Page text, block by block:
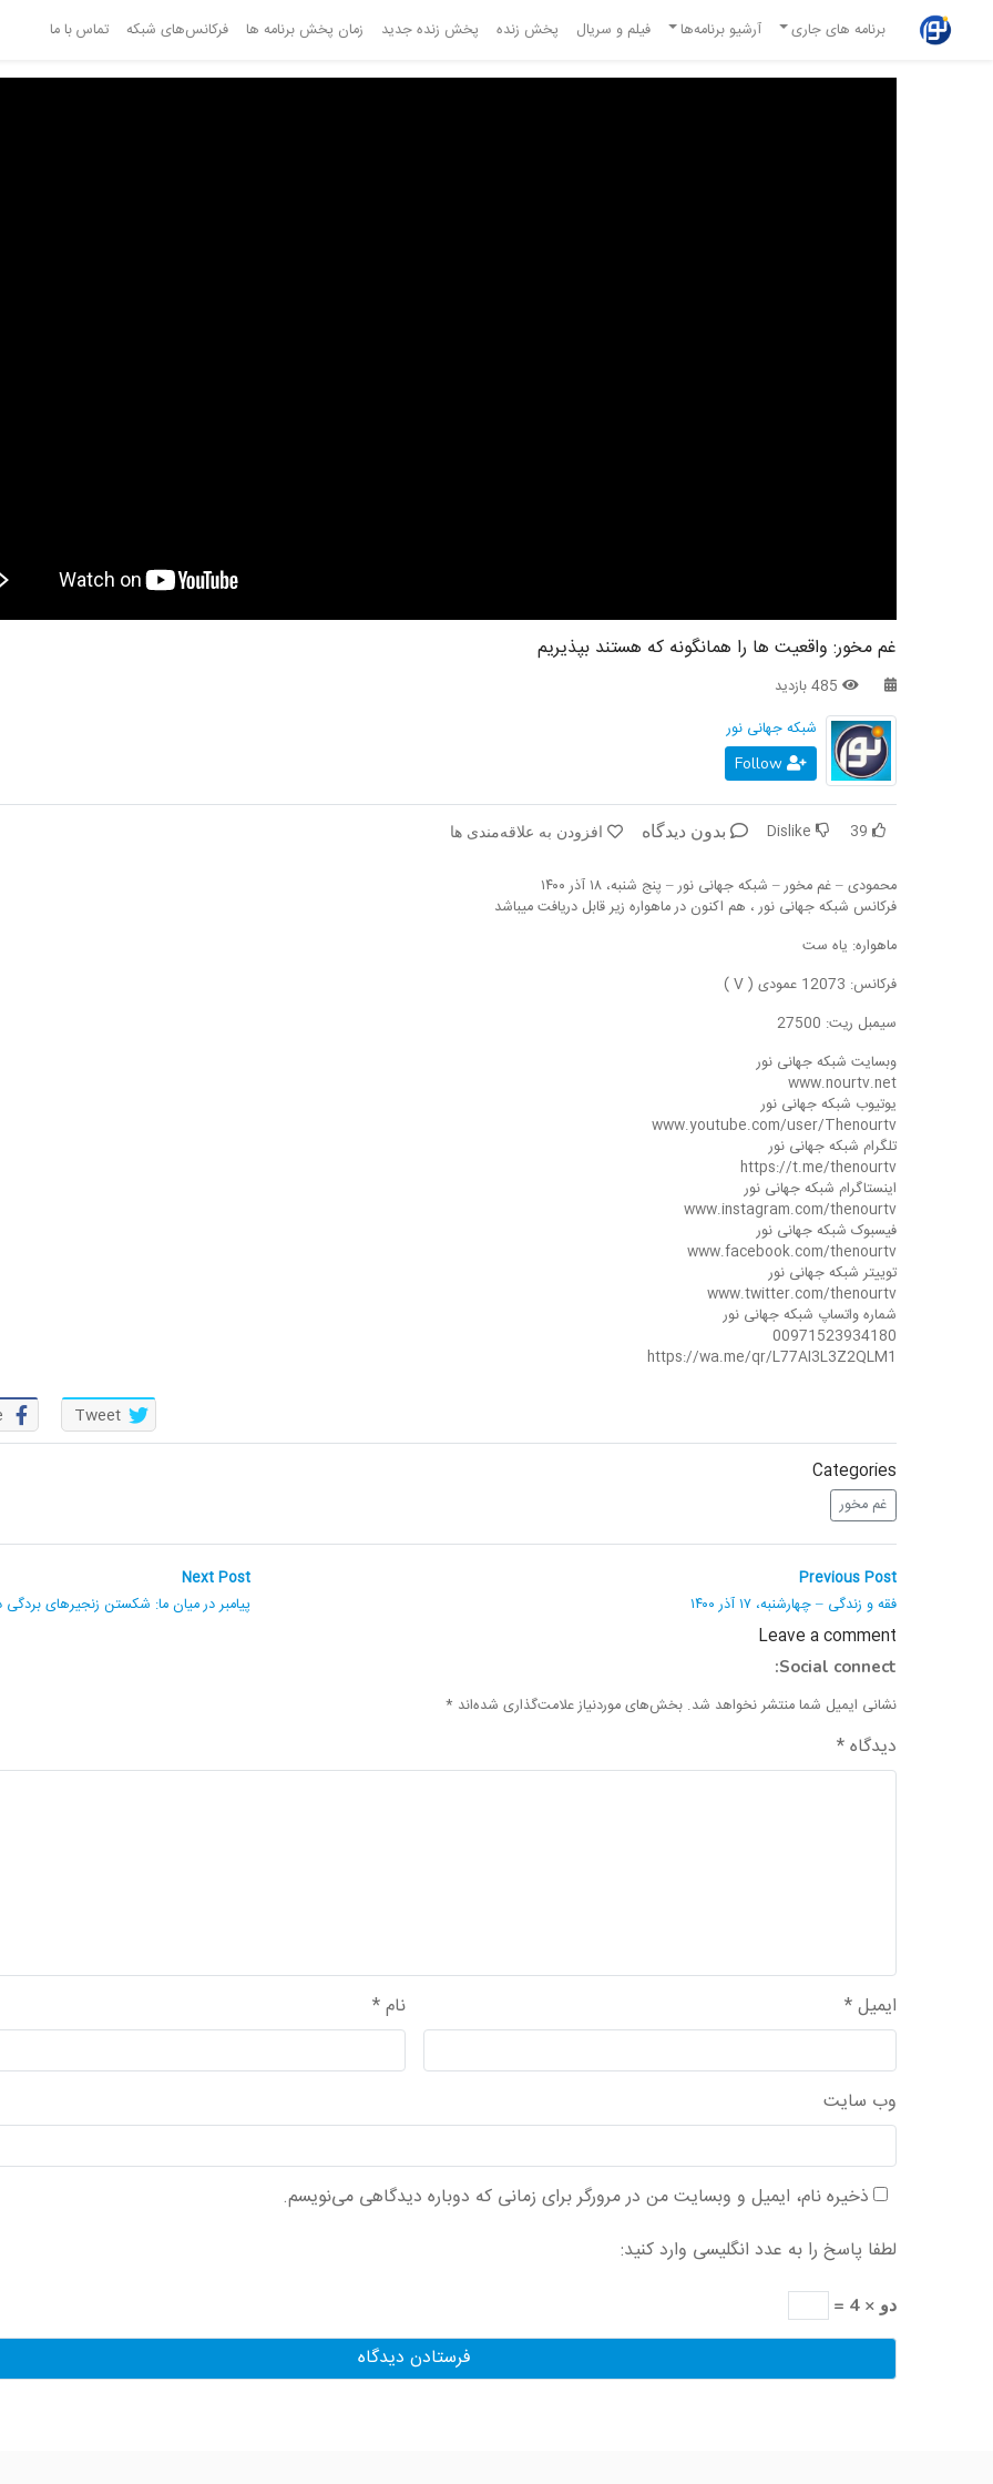
برنامه های جاری آرشیو برنامه‌ها فیلم و سریال پخش زنده پخش زنده جدید زمان پخش برنامه ها فرکانس‌های شبکه تماس با ما
غم مخور: واقعیت ها را همانگونه که هستند بپذیریم
485 بازدید
شبکه جهانی نور
39
Dislike بدون دیدگاه افزودن به علاقه‌مندی ها
محمودی – غم مخور – شبکه جهانی نور – پنج شنبه، ۱۸ آذر ۱۴۰۰
فرکانس شبکه جهانی نور ، هم اکنون در ماهواره زیر قابل دریافت میباشد
ماهواره: یاه ست
فرکانس: 12073 عمودی ( V )
سیمبل ریت: 27500
وبسایت شبکه جهانی نور
www.nourtv.net
یوتیوب شبکه جهانی نور
www.youtube.com/user/Thenourtv
تلگرام شبکه جهانی نور
https://t.me/thenourtv
اینستاگرام شبکه جهانی نور
www.instagram.com/thenourtv
فیسبوک شبکه جهانی نور
www.facebook.com/thenourtv
توییتر شبکه جهانی نور
www.twitter.com/thenourtv
شماره واتساپ شبکه جهانی نور
00971523934180
https://wa.me/qr/L77AI3L3Z2QLM1
Tweet
Categories
غم مخور
راهبری
نوشته
Previous Post
Previous
post:
فقه و زندگی – چهارشنبه، ۱۷ آذر ۱۴۰۰
Next Post
Next
post:
پیامبر در میان ما: شکستن زنجیرهای بردگی
Leave a comment
Social connect:
نشانی ایمیل شما منتشر نخواهد شد. بخش‌های موردنیاز علامت‌گذاری شده‌اند *
دیدگاه*
نام* ایمیل*
وب‌ سایت
ذخیره نام، ایمیل و وبسایت من در مرورگر برای زمانی که دوباره دیدگاهی می‌نویسم.
لطفا پاسخ را به عدد انگلیسی وارد کنید:
دو × 4 =